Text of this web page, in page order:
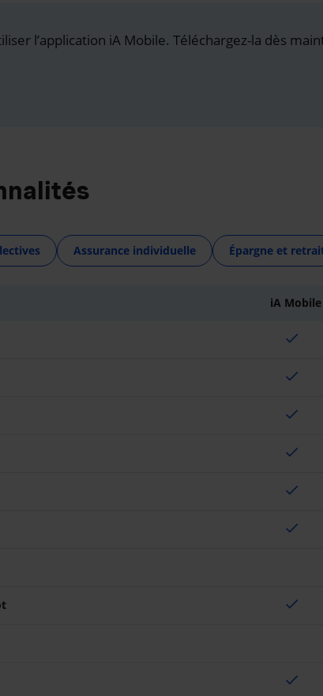
l’application iA Mobile. Téléchargez-la dès
Assurance individuelle Épargne et
iA Mobile
check
check
check
check
check
check
check
check